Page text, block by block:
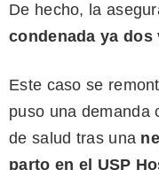
De hecho, la
condenada ya dos
Este caso se
puso una demanda
de salud tras una
parto en el USP